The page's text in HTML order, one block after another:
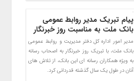
پیام تبریک مدیر روابط عمومی
بانک ملت به مناسبت روز خبرنگار
مدیر امور اداره کل دفتر مدیریت و روابط عمومی
بانک ملت، با تبریک روز خبرنگار به اصحاب رسانه
به ویژه همکاران رسانه ای این بانک، از تلاش های
آنان در طول یک سال گذشته قدردانی کرد.